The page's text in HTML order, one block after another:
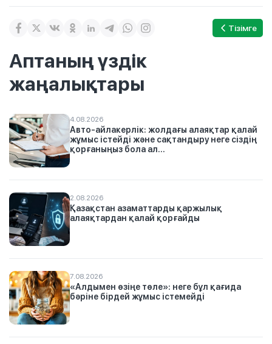
Тізімге
Аптаның үздік
жаңалықтары
4.08.2026
Авто-айлакерлік: жолдағы алаяқтар қалай
жұмыс істейді және сақтандыру неге сіздің
қорғаныңыз бола ал...
2.08.2026
Қазақстан азаматтарды қаржылық
алаяқтардан қалай қорғайды
7.08.2026
«Алдымен өзіңе төле»: неге бұл қағида
бәріне бірдей жұмыс істемейді